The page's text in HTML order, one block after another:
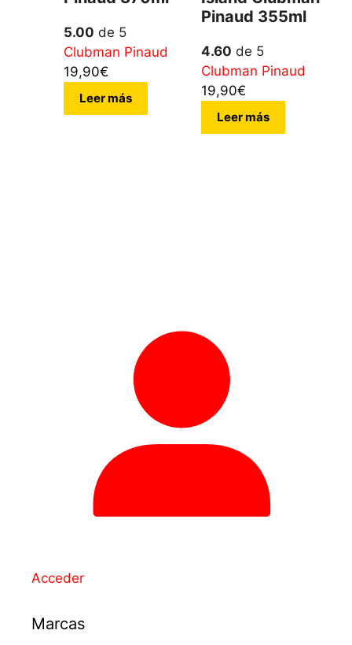
5.00 de 5
Clubman Pinaud
19,90€
Leer más
Pinaud 355ml
4.60 de 5
Clubman Pinaud
19,90€
Leer más
Acceder
Marcas